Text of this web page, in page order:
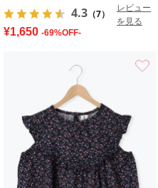
4.3 （7）
レビュー
を見る
¥1,650 -69%OFF-